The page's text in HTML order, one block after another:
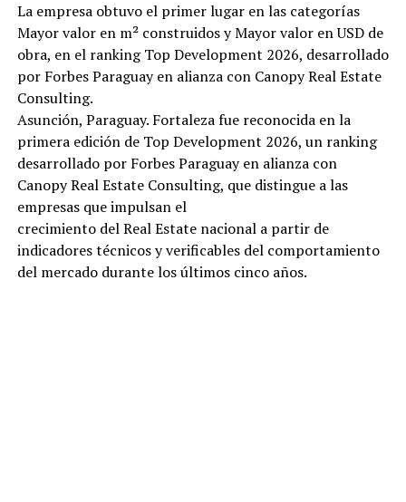
La empresa obtuvo el primer lugar en las categorías
Mayor valor en m² construidos y Mayor valor en USD de
obra, en el ranking Top Development 2026, desarrollado
por Forbes Paraguay en alianza con Canopy Real Estate
Consulting.
Asunción, Paraguay. Fortaleza fue reconocida en la
primera edición de Top Development 2026, un ranking
desarrollado por Forbes Paraguay en alianza con
Canopy Real Estate Consulting, que distingue a las
empresas que impulsan el
crecimiento del Real Estate nacional a partir de
indicadores técnicos y verificables del comportamiento
del mercado durante los últimos cinco años.